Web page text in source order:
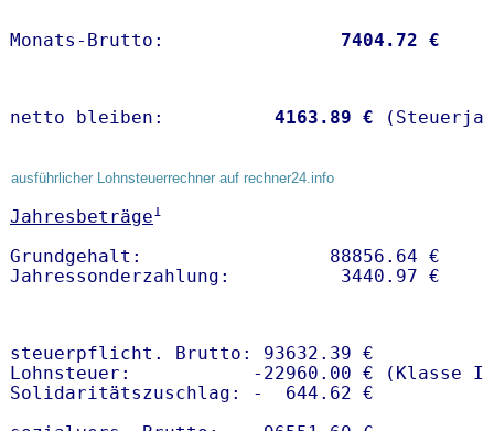
Monats-Brutto: 7404.72 €
netto bleiben: 4163.89 €
ausführlicher Lohnsteuerrechner auf rechner24.info
Jahresbeträge1
Grundgehalt:                 88856.64 €
steuerpflicht. Brutto: 93632.39 €
Lohnsteuer:           -22960.00 € (Klasse I)
Solidaritätszuschlag: -  644.62 €